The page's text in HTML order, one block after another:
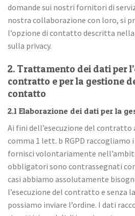
domande sui nostri fornitori di
nostra collaborazione con loro, si
l’opzione di contatto descritta
sulla privacy.
2. Trattamento dei dati per
contratto e per la gestione
contatto
2.1 Elaborazione dei dati per la
Ai fini dell’esecuzione del contratto
comma 1 lett. b RGPD raccogliamo
fornisci volontariamente
obbligatori sono contrassegnati
casi abbiamo assolutamente
l’esecuzione del contratto e senza
possiamo inviare l’ordine. I dati